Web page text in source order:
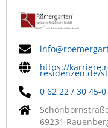
https://
residenzen.de/
0 62 22 / 30 45-0
69231